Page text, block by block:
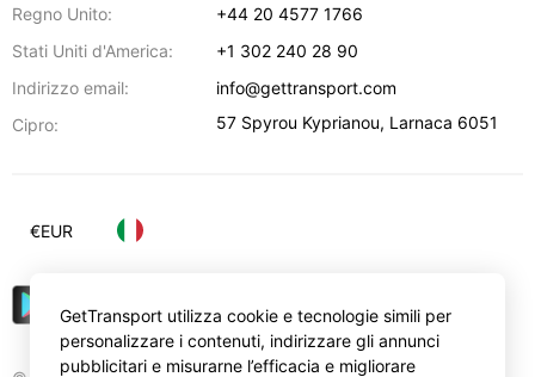
Regno Unito:
+44 20 4577 1766
Stati Uniti d'America:
+1 302 240 28 90
Indirizzo email:
info@gettransport.com
Cipro:
57 Spyrou Kyprianou, Larnaca 6051
€EUR
GetTransport utilizza cookie e tecnologie simili per
personalizzare i contenuti, indirizzare gli annunci
pubblicitari e misurarne l’efficacia e migliorare